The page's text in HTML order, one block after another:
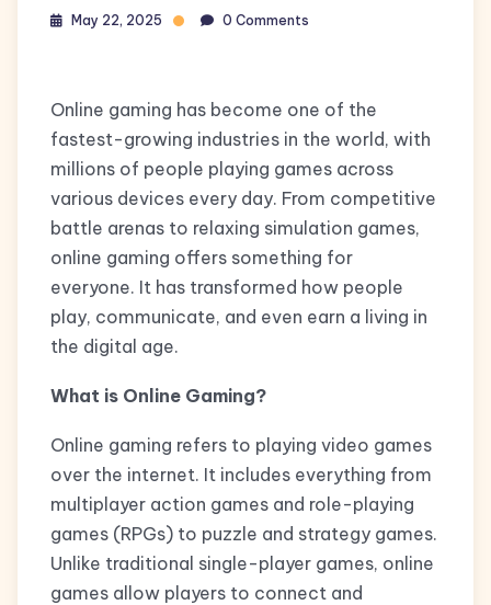
May 22, 2025 0 Comments
Online gaming has become one of the
fastest-growing industries in the world, with
millions of people playing games across
various devices every day. From competitive
battle arenas to relaxing simulation games,
online gaming offers something for
everyone. It has transformed how people
play, communicate, and even earn a living in
the digital age.
What is Online Gaming?
Online gaming refers to playing video games
over the internet. It includes everything from
multiplayer action games and role-playing
games (RPGs) to puzzle and strategy games.
Unlike traditional single-player games, online
games allow players to connect and